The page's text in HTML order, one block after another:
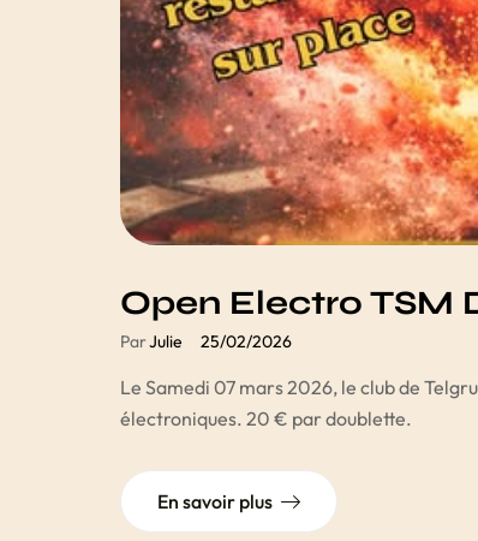
Open Electro TSM
ParJulie 25/02/2026
Le Samedi 07 mars 2026, le club de
électroniques. 20 € par doublette.
En savoir plus